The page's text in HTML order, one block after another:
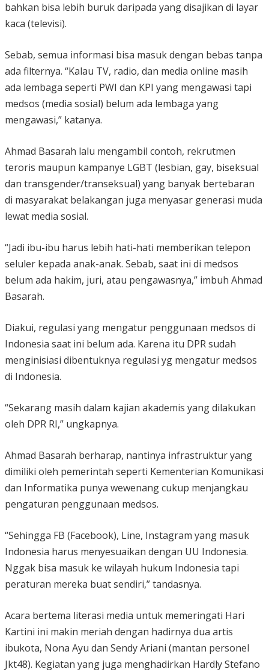
bahkan bisa lebih buruk daripada yang disajikan di layar
kaca (televisi).
Sebab, semua informasi bisa masuk dengan bebas tanpa
ada filternya. “Kalau TV, radio, dan media online masih
ada lembaga seperti PWI dan KPI yang mengawasi tapi
medsos (media sosial) belum ada lembaga yang
mengawasi,” katanya.
Ahmad Basarah lalu mengambil contoh, rekrutmen
teroris maupun kampanye LGBT (lesbian, gay, biseksual
dan transgender/transeksual) yang banyak bertebaran
di masyarakat belakangan juga menyasar generasi muda
lewat media sosial.
“Jadi ibu-ibu harus lebih hati-hati memberikan telepon
seluler kepada anak-anak. Sebab, saat ini di medsos
belum ada hakim, juri, atau pengawasnya,” imbuh Ahmad
Basarah.
Diakui, regulasi yang mengatur penggunaan medsos di
Indonesia saat ini belum ada. Karena itu DPR sudah
menginisiasi dibentuknya regulasi yg mengatur medsos
di Indonesia.
“Sekarang masih dalam kajian akademis yang dilakukan
oleh DPR RI,” ungkapnya.
Ahmad Basarah berharap, nantinya infrastruktur yang
dimiliki oleh pemerintah seperti Kementerian Komunikasi
dan Informatika punya wewenang cukup menjangkau
pengaturan penggunaan medsos.
“Sehingga FB (Facebook), Line, Instagram yang masuk
Indonesia harus menyesuaikan dengan UU Indonesia.
Nggak bisa masuk ke wilayah hukum Indonesia tapi
peraturan mereka buat sendiri,” tandasnya.
Acara bertema literasi media untuk memeringati Hari
Kartini ini makin meriah dengan hadirnya dua artis
ibukota, Nona Ayu dan Sendy Ariani (mantan personel
Jkt48). Kegiatan yang juga menghadirkan Hardly Stefano